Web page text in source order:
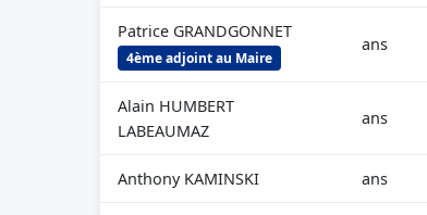
Patrice GRANDGONNET
4ème adjoint au Maire
ans
Alain HUMBERT
LABEAUMAZ
ans
Anthony KAMINSKI ans